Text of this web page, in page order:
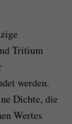
Tritium
werden.
Dichte, die
Wertes